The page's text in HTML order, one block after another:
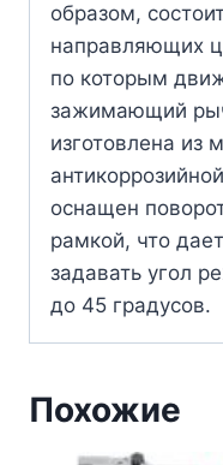
образом,
направляющих
по которым
зажимающий
изготовлена из
оснащен
рамкой, что
задавать угол
до 45 градусов.
Похожие